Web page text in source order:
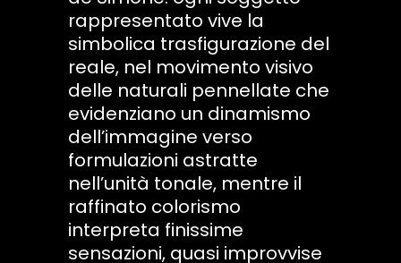
rappresentato vive la
simbolica trasfigurazione del
reale, nel movimento visivo
delle naturali pennellate che
evidenziano un dinamismo
dell’immagine verso
formulazioni astratte
nell’unità tonale, mentre il
raffinato colorismo
interpreta finissime
sensazioni, quasi improvvise